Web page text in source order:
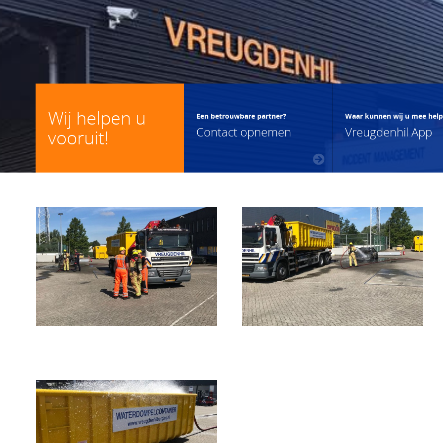
Wij helpen u
vooruit!
Een betrouwbare partner?
Contact opnemen
Waar kunnen wij u mee
Vreugdenhil App